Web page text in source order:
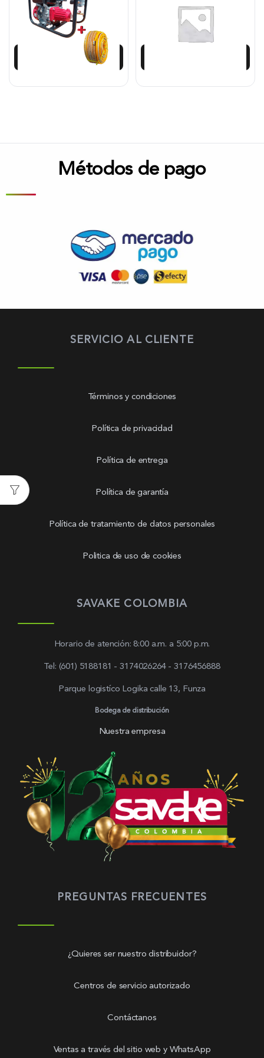
$2.265.168
$2.038.652
Añadir al carrito
$770.667
Métodos de pago
SERVICIO AL CLIENTE
Términos y condiciones
Política de privacidad
Política de entrega
Política de garantía
Política de tratamiento de datos personales
Politica de uso de cookies
SAVAKE COLOMBIA
Horario de atención: 8:00 a.m. a 5:00 p.m.
Tel: (601) 5188181 - 3174026264 - 3176456888
Parque logistíco Logika calle 13, Funza
Bodega de distribución
Nuestra empresa
PREGUNTAS FRECUENTES
¿Quieres ser nuestro distribuidor?
Centros de servicio autorizado
Contáctanos
Ventas a través del sitio web y WhatsApp